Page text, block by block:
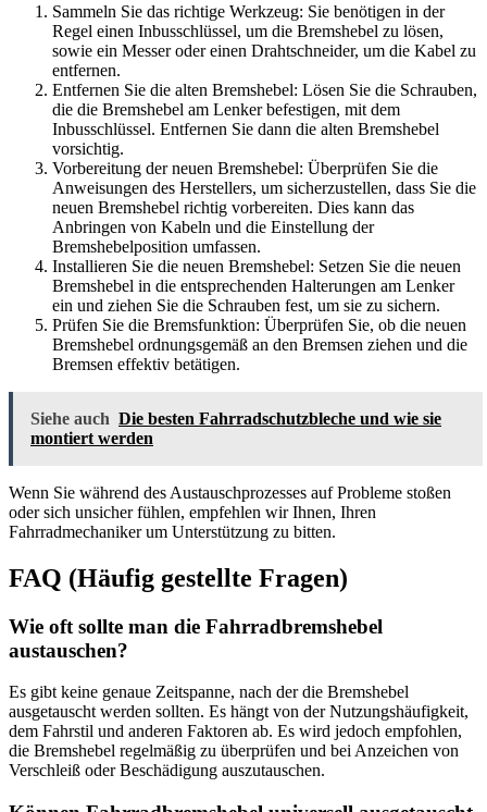
Sammeln Sie das richtige Werkzeug: Sie benötigen in der
Regel einen Inbusschlüssel, um die Bremshebel zu lösen,
sowie ein Messer oder einen Drahtschneider, um die Kabel zu
entfernen.
Entfernen Sie die alten Bremshebel: Lösen Sie die Schrauben,
die die Bremshebel am Lenker befestigen, mit dem
Inbusschlüssel. Entfernen Sie dann die alten Bremshebel
vorsichtig.
Vorbereitung der neuen Bremshebel: Überprüfen Sie die
Anweisungen des Herstellers, um sicherzustellen, dass Sie die
neuen Bremshebel richtig vorbereiten. Dies kann das
Anbringen von Kabeln und die Einstellung der
Bremshebelposition umfassen.
Installieren Sie die neuen Bremshebel: Setzen Sie die neuen
Bremshebel in die entsprechenden Halterungen am Lenker
ein und ziehen Sie die Schrauben fest, um sie zu sichern.
Prüfen Sie die Bremsfunktion: Überprüfen Sie, ob die neuen
Bremshebel ordnungsgemäß an den Bremsen ziehen und die
Bremsen effektiv betätigen.
Siehe auch Die besten Fahrradschutzbleche und wie sie
montiert werden
Wenn Sie während des Austauschprozesses auf Probleme stoßen
oder sich unsicher fühlen, empfehlen wir Ihnen, Ihren
Fahrradmechaniker um Unterstützung zu bitten.
FAQ (Häufig gestellte Fragen)
Wie oft sollte man die Fahrradbremshebel
austauschen?
Es gibt keine genaue Zeitspanne, nach der die Bremshebel
ausgetauscht werden sollten. Es hängt von der Nutzungshäufigkeit,
dem Fahrstil und anderen Faktoren ab. Es wird jedoch empfohlen,
die Bremshebel regelmäßig zu überprüfen und bei Anzeichen von
Verschleiß oder Beschädigung auszutauschen.